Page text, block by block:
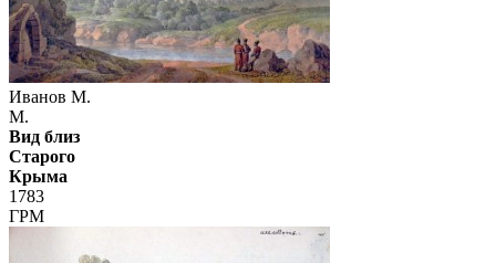
Иванов М.
М.
Вид близ
Старого
Крыма
1783
ГРМ